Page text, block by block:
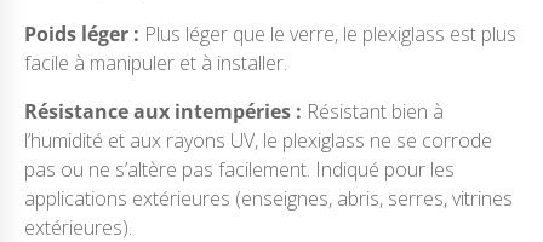
Poids léger : Plus léger que le verre, le plexiglass est plus
facile à manipuler et à installer.
Résistance aux intempéries : Résistant bien à
l’humidité et aux rayons UV, le plexiglass ne se corrode
pas ou ne s’altère pas facilement. Indiqué pour les
applications extérieures (enseignes, abris, serres, vitrines
extérieures).